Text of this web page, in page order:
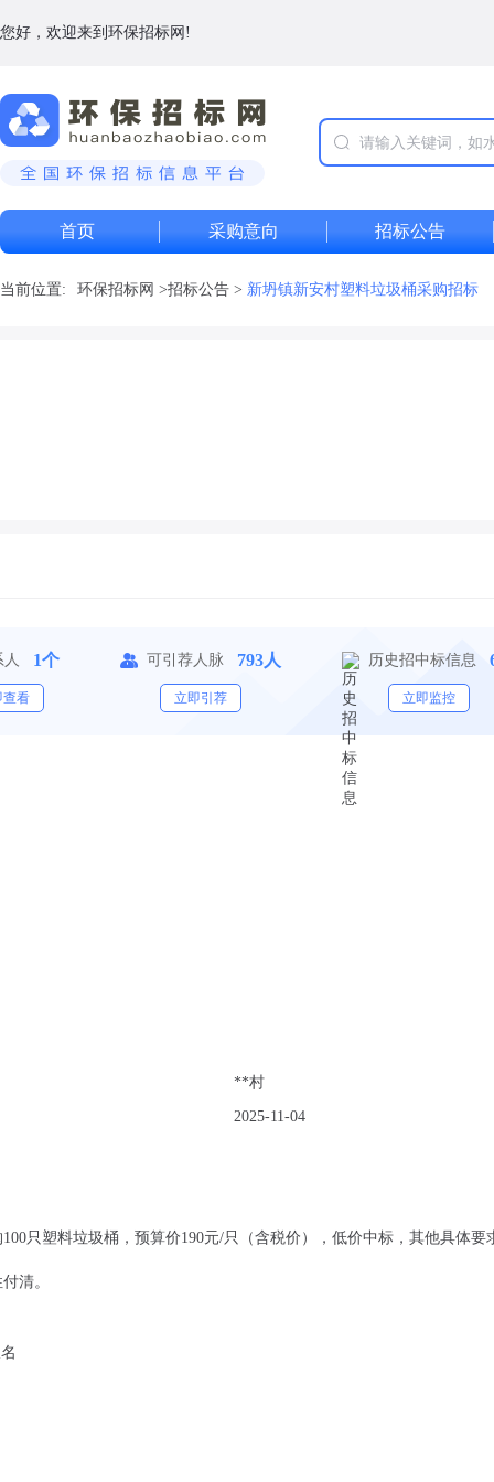
您好，欢迎来到环保招标网!
首页 采购意向 招标公告
当前位置: 环保招标网 >招标公告 > 新坍镇新安村塑料垃圾桶采购招标
1个
查看
可引荐人脉 793人
立即引荐
历史招中标信息
立即监控
**村
2025-11-04
只塑料垃圾桶，预算价190元/只（含税价），低价中标，其他具体要
清。